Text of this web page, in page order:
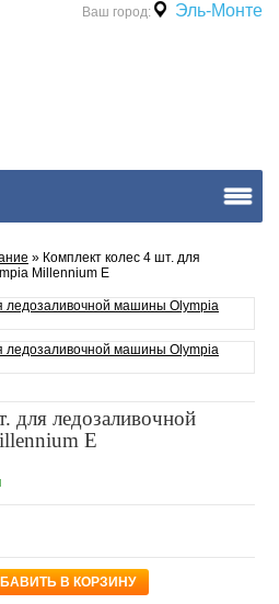
Ваш город: Эль-Монте
» Комплект колес 4 шт. для
Millennium E
для ледозаливочной
E